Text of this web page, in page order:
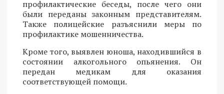
профилактические беседы, после чего они
были переданы законным представителям.
Также полицейские разъяснили меры по
профилактике мошенничества.
Кроме того, выявлен юноша, находившийся в
состоянии алкогольного опьянения. Он
передан медикам для оказания
соответствующей помощи.